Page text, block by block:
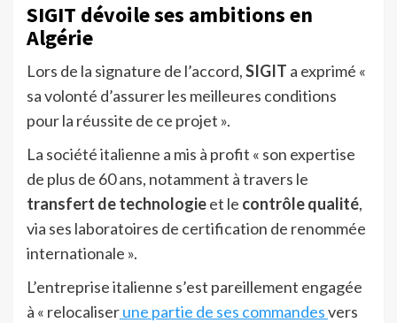
SIGIT dévoile ses ambitions en
Algérie
Lors de la signature de l’accord,SIGIT a exprimé «
sa volonté d’assurer les meilleures conditions
pour la réussite de ce projet ».
La société italienne a mis à profit « son expertise
de plus de 60 ans, notamment à travers le
transfert de technologieet le contrôle qualité,
via ses laboratoires de certification de renommée
internationale ».
L’entreprise italienne s’est pareillement engagée
à « relocaliserune partie de ses commandesvers